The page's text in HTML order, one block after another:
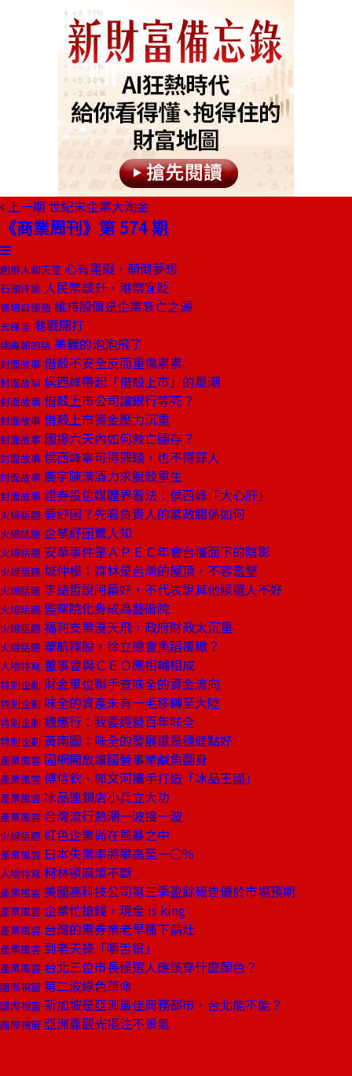
上一期 世紀末企業大淘金
《商業周刊》第 574 期
創辦人聊天室 心有罣礙，顛倒夢想
石頭評論 人民幣該升，港幣宜貶
商場自慢塾 維持股價是企業衰亡之源
去梯言 巷戰開打
總編輯的話 美麗的泡泡飛了
封面故事 借殼不安全反而重傷累累
封面故事 侯西峰帶起「借殼上市」的風潮
封面故事 借殼上市公司讓銀行等死？
封面故事 借殼上市資金壓力沉重
封面故事 國揚六天內如何救亡圖存？
封面故事 侯西峰寧可得罪錢，也不得罪人
封面故事 廣宇陳漢清力求脫殼重生
封面故事 證券投信媒體界看法：侯西峰「大心肝」
火線話題 要紓困？先看負責人的黨政關係如何
火線話題 企業紓困驚人知
火線話題 安華事件是ＡＰＥＣ年會台檯面下的陰影
火線話題 城仲模：森林是台灣的屋頂，不容濫墾
火線話題 李遠哲說阿扁好，不代表說其他候選人不好
火線話題 監察院化身成為藝術院
火線話題 福利支票漫天飛，政府財政太沉重
火線話題 華航釋股，徐立德會重蹈覆轍？
人物特寫 董事會與ＣＥＯ應相輔相成
特別企劃 財金單位聯手查味全的資金流向
特別企劃 味全的資產未有一毛移轉至大陸
特別企劃 魏應行：我要經營百年味全
特別企劃 黃南圖：味全的發展還是穩健點好
產業風雲 固網開放讓國營事業鹹魚翻身
產業風雲 傅信欽、郭文河攜手打造「冰品王國」
產業風雲 冰品連鎖店小兵立大功
產業風雲 台灣流行熱潮一波接一波
火線話題 紅色企業尚在風暴之中
產業風雲 日本失業率將攀高至一○％
人物特寫 柯林頓麻煩不斷
產業風雲 美國高科技公司第三季盈餘報告優於市場預期
產業風雲 企業忙搶錢，現金 is king
產業風雲 台灣的票券業老早種下病灶
產業風雲 到老天祿「嚼舌根」
產業風雲 台北三位市長候選人應該穿什麼顏色？
國際視窗 第二波綠色革命
國際視窗 新加坡是亞洲最佳商務都市，台北能不能？
國際視窗 亞洲靠觀光挹注不景氣